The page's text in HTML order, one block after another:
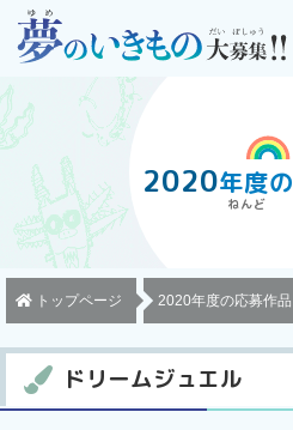
2020年度の
トップページ 2020年度の応募作品
ドリームジュエル